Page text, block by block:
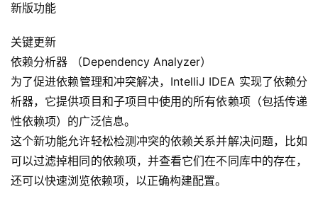
新版功能
关键更新
依赖分析器 （Dependency Analyzer）
为了促进依赖管理和冲突解决，IntelliJ IDEA 实现了依赖分
析器，它提供项目和子项目中使用的所有依赖项（包括传递
性依赖项）的广泛信息。
这个新功能允许轻松检测冲突的依赖关系并解决问题，比如
可以过滤掉相同的依赖项，并查看它们在不同库中的存在，
还可以快速浏览依赖项，以正确构建配置。